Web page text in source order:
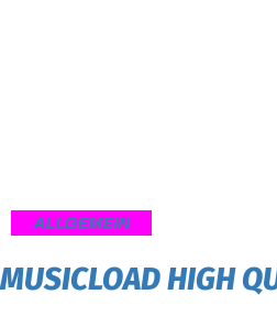
ALLGEMEIN
MUSICLOAD HIGH